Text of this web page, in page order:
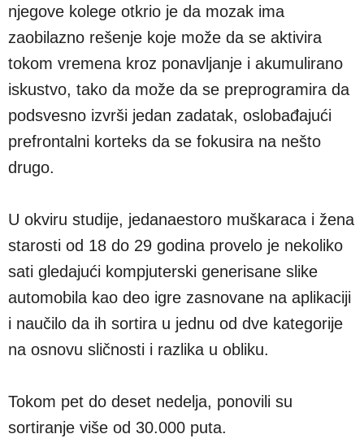
njegove kolege otkrio je da mozak ima
zaobilazno rešenje koje može da se aktivira
tokom vremena kroz ponavljanje i akumulirano
iskustvo, tako da može da se preprogramira da
podsvesno izvrši jedan zadatak, oslobađajući
prefrontalni korteks da se fokusira na nešto
drugo.
U okviru studije, jedanaestoro muškaraca i žena
starosti od 18 do 29 godina provelo je nekoliko
sati gledajući kompjuterski generisane slike
automobila kao deo igre zasnovane na aplikaciji
i naučilo da ih sortira u jednu od dve kategorije
na osnovu sličnosti i razlika u obliku.
Tokom pet do deset nedelja, ponovili su
sortiranje više od 30.000 puta.